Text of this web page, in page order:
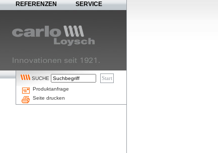
REFERENZEN
SERVICE
SUCHE
Produktanfrage
Seite drucken